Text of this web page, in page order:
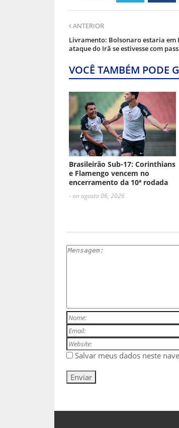
ANTERIOR
Livramento: Bolsonaro estaria em
ataque do Irã se estivesse com
VOCÊ TAMBÉM PODE
Brasileirão Sub-17: Corinthians
e Flamengo vencem no
encerramento da 10ª rodada
- on agosto 06, 2026
Salvar meus dados neste